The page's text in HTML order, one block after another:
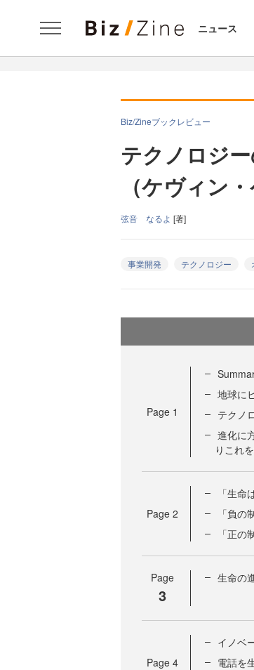
ニュース
Biz/Zineブックレビュー
テクノロジ
（ケヴィン
弦音 なるよ [著]
事業開発 テクノロジー
Page 1
地球に
テクノ
進化に
りこれ
Page 2
「生命
「負
「正
Page
3
生命の
Page 4
イノベ
電話を